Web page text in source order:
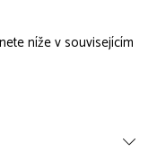
níže v souvisejícím